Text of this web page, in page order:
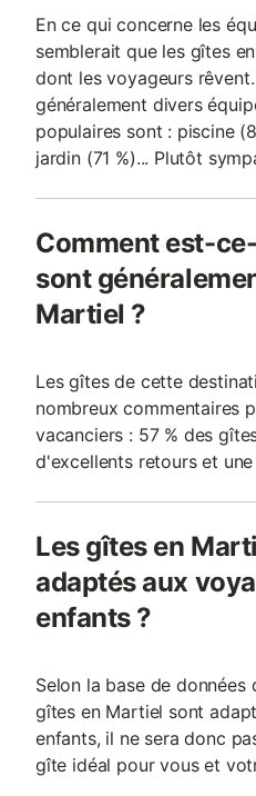
En ce qui concerne les
semblerait que les gîtes
dont les voyageurs
généralement divers
populaires sont : piscine
jardin (71 %)... Plutôt
Comment est-
sont
Martiel ?
Les gîtes de cette
nombreux commentaires
vacanciers : 57 % des
d'excellents retours et
Les gîtes en
adaptés aux
enfants ?
Selon la base de données
gîtes en Martiel sont
enfants, il ne sera donc
gîte idéal pour vous et